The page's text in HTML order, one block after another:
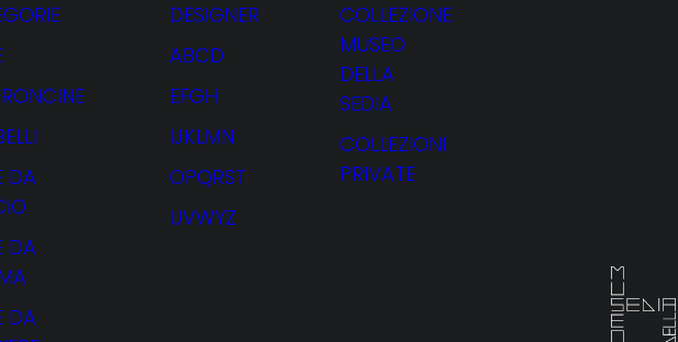
DA
DA
DA
DESIGNER
ABCD
EFGH
IJKLMN
OPQRST
UVWYZ
COLLEZIONE
MUSEO
DELLA
SEDIA
COLLEZIONI
PRIVATE